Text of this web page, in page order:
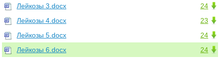
24
Лейкозы 3.docx
23
Лейкозы 4.docx
24
Лейкозы 5.docx
24
Лейкозы 6.docx